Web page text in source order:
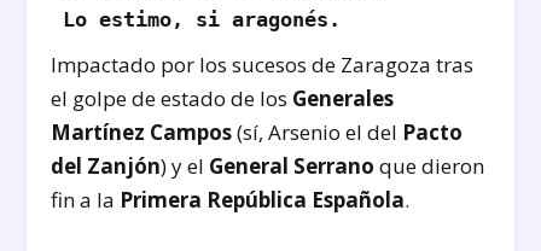
Lo estimo, si aragonés.
Impactado por los sucesos de Zaragoza tras
el golpe de estado de los Generales
Martínez Campos(sí, Arsenio el del Pacto
del Zanjón) y el General Serrano que dieron
fin a la Primera República Española.